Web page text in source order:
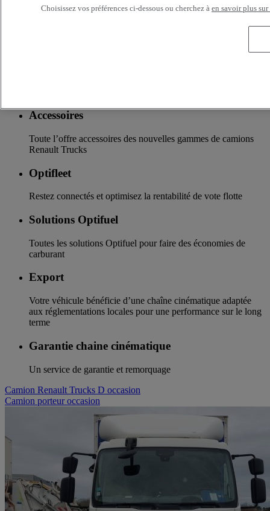
Services additionnels
Accessoires
Toute l’offre accessoires des nouvelles gammes de camions
Renault Trucks
Optifleet
Restez connectés et optimisez la rentabilité de vote flotte
Solutions Optifuel
Toutes les solutions Optifuel pour faire des économies de
carburant
Export
Votre véhicule bénéficie d’une chaîne cinématique adaptée
aux réglementations locales pour une performance sur le long
terme
Garantie chaine cinématique
Un service de garantie et remorquage
Camion Renault Trucks D occasion
Camion porteur occasion
Choisissez vos préférences ci-dessous ou cherchez à en savoir plus